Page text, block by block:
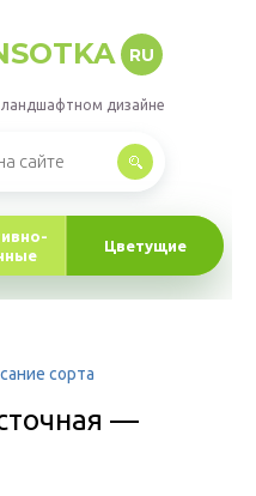
RU
дизайне
Цветущие
сорта
—